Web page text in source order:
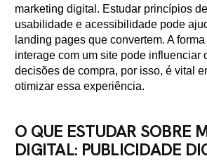
marketing digital. Estudar princípios
usabilidade e acessibilidade pode
landing pages que convertem. A
interage com um site pode influenciar
decisões de compra, por isso, é vital
otimizar essa experiência.
O QUE ESTUDAR SOBRE
DIGITAL: PUBLICIDADE